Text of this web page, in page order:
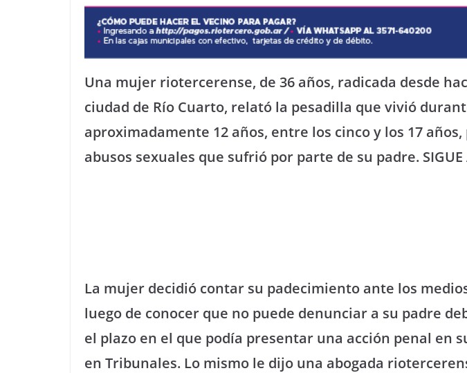
Una mujer riotercerense, de 36 años, radicada desde
ciudad de Río Cuarto, relató la pesadilla que vivió
aproximadamente 12 años, entre los cinco y los 17 años,
abusos sexuales que sufrió por parte de su padre. SIGUE
La mujer decidió contar su padecimiento ante los
luego de conocer que no puede denunciar a su padre
el plazo en el que podía presentar una acción penal en
en Tribunales. Lo mismo le dijo una abogada